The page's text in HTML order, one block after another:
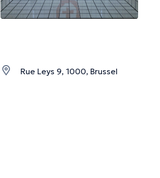
Rue Leys 9, 1000, Brussel